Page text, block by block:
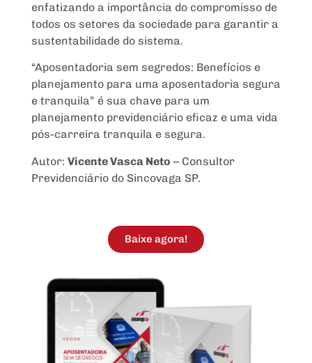
enfatizando a importância do compromisso de
todos os setores da sociedade para garantir a
sustentabilidade do sistema.
“Aposentadoria sem segredos: Benefícios e
planejamento para uma aposentadoria segura
e tranquila” é sua chave para um
planejamento previdenciário eficaz e uma vida
pós-carreira tranquila e segura.
Autor: Vicente Vasca Neto – Consultor
Previdenciário do Sincovaga SP.
Baixe agora!